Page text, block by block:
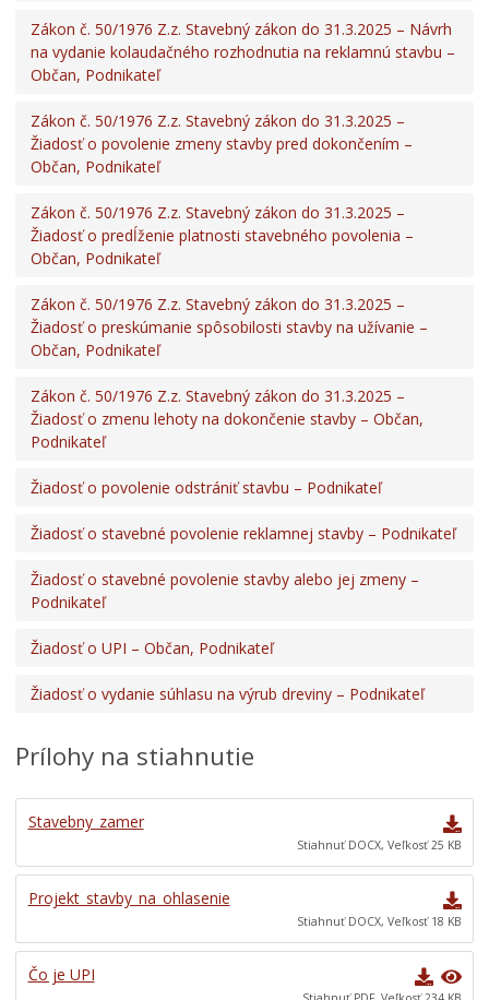
Zákon č. 50/1976 Z.z. Stavebný zákon do 31.3.2025 – Návrh
na vydanie kolaudačného rozhodnutia na reklamnú stavbu –
Občan, Podnikateľ
Zákon č. 50/1976 Z.z. Stavebný zákon do 31.3.2025 –
Žiadosť o povolenie zmeny stavby pred dokončením –
Občan, Podnikateľ
Zákon č. 50/1976 Z.z. Stavebný zákon do 31.3.2025 –
Žiadosť o predĺženie platnosti stavebného povolenia –
Občan, Podnikateľ
Zákon č. 50/1976 Z.z. Stavebný zákon do 31.3.2025 –
Žiadosť o preskúmanie spôsobilosti stavby na užívanie –
Občan, Podnikateľ
Zákon č. 50/1976 Z.z. Stavebný zákon do 31.3.2025 –
Žiadosť o zmenu lehoty na dokončenie stavby – Občan,
Podnikateľ
Žiadosť o povolenie odstrániť stavbu – Podnikateľ
Žiadosť o stavebné povolenie reklamnej stavby – Podnikateľ
Žiadosť o stavebné povolenie stavby alebo jej zmeny –
Podnikateľ
Žiadosť o UPI – Občan, Podnikateľ
Žiadosť o vydanie súhlasu na výrub dreviny – Podnikateľ
Prílohy na stiahnutie
Stavebny_zamer
Stiahnuť DOCX, Veľkosť 25 KB
Projekt_stavby_na_ohlasenie
Stiahnuť DOCX, Veľkosť 18 KB
Čo je UPI